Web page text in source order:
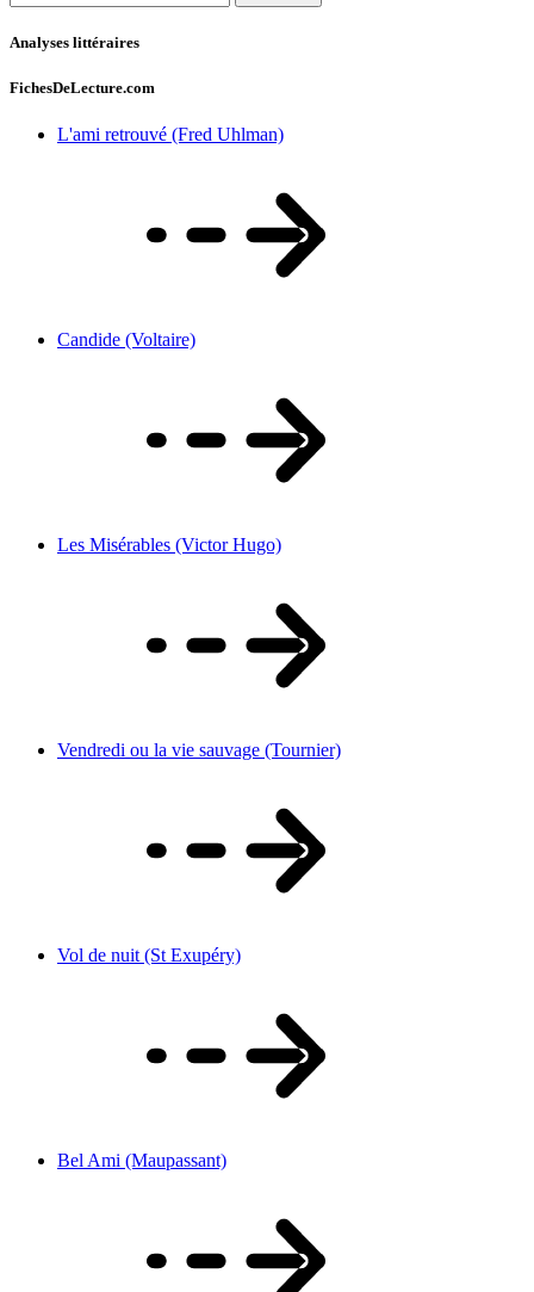
Analyses littéraires
FichesDeLecture.com
L'ami retrouvé (Fred Uhlman)
Candide (Voltaire)
Les Misérables (Victor Hugo)
Vendredi ou la vie sauvage (Tournier)
Vol de nuit (St Exupéry)
Bel Ami (Maupassant)